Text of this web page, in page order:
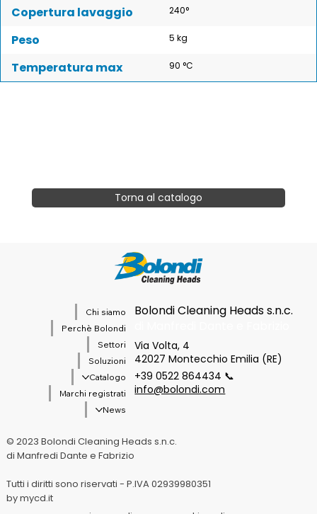
Copertura lavaggio 240°
Peso 5 kg
Temperatura max 90 °C
Torna al catalogo
Chi siamo
Perchè Bolondi
Settori
Soluzioni
Catalogo
Marchi registrati
News
Bolondi Cleaning Heads s.n.c.
Via Volta, 4
42027 Montecchio Emilia (RE)
+39 0522 864434 📞
info@bolondi.com
© 2023 Bolondi Cleaning Heads s.n.c.
di Manfredi Dante e Fabrizio
Tutti i diritti sono riservati - P.IVA 02939980351
by mycd.it